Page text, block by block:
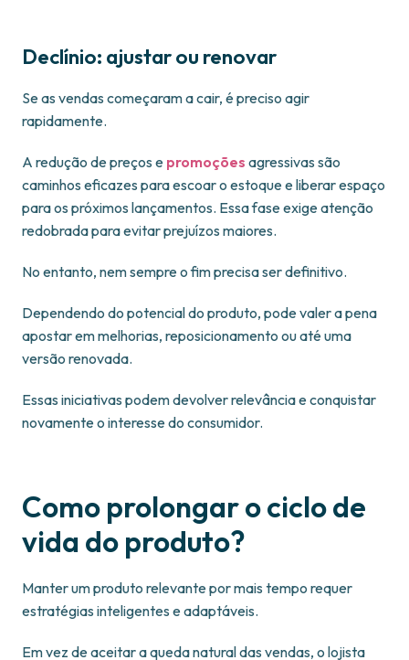
Declínio: ajustar ou renovar
Se as vendas começaram a cair, é preciso agir
rapidamente.
A redução de preços e promoções agressivas são
caminhos eficazes para escoar o estoque e liberar espaço
para os próximos lançamentos. Essa fase exige atenção
redobrada para evitar prejuízos maiores.
No entanto, nem sempre o fim precisa ser definitivo.
Dependendo do potencial do produto, pode valer a pena
apostar em melhorias, reposicionamento ou até uma
versão renovada.
Essas iniciativas podem devolver relevância e conquistar
novamente o interesse do consumidor.
Como prolongar o ciclo de
vida do produto?
Manter um produto relevante por mais tempo requer
estratégias inteligentes e adaptáveis.
Em vez de aceitar a queda natural das vendas, o lojista